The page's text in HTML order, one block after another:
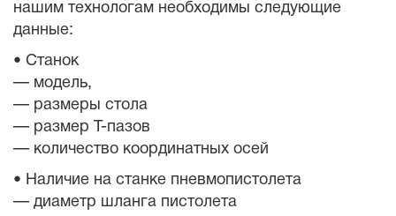
нашим технологам необходимы следующие
данные:
• Станок
— модель,
— размеры стола
— размер Т-пазов
— количество координатных осей
• Наличие на станке пневмопистолета
— диаметр шланга пистолета